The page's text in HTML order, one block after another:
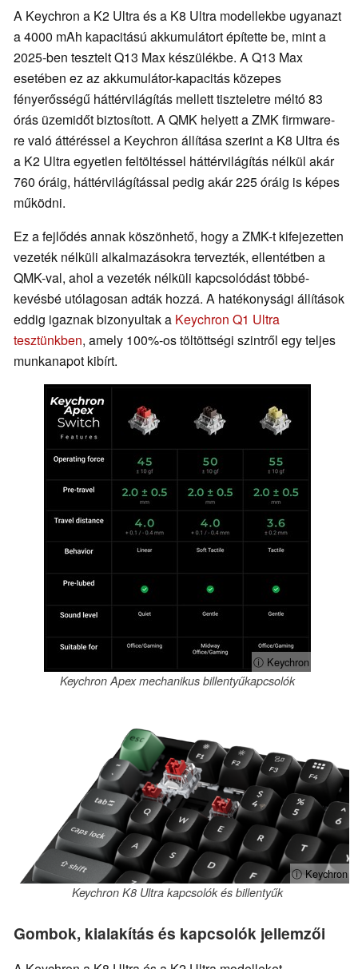
A Keychron a K2 Ultra és a K8 Ultra modellekbe ugyanazt
a 4000 mAh kapacitású akkumulátort építette be, mint a
2025-ben tesztelt Q13 Max készülékbe. A Q13 Max
esetében ez az akkumulátor-kapacitás közepes
fényerősségű háttérvilágítás mellett tiszteletre méltó 83
órás üzemidőt biztosított. A QMK helyett a ZMK firmware-
re való áttéréssel a Keychron állítása szerint a K8 Ultra és
a K2 Ultra egyetlen feltöltéssel háttérvilágítás nélkül akár
760 óráig, háttérvilágítással pedig akár 225 óráig is képes
működni.
Ez a fejlődés annak köszönhető, hogy a ZMK-t kifejezetten
vezeték nélküli alkalmazásokra tervezték, ellentétben a
QMK-val, ahol a vezeték nélküli kapcsolódást többé-
kevésbé utólagosan adták hozzá. A hatékonysági állítások
eddig igaznak bizonyultak a Keychron Q1 Ultra
tesztünkben, amely 100%-os töltöttségi szintről egy teljes
munkanapot kibírt.
ⓘ Keychron
Keychron Apex mechanikus billentyűkapcsolók
ⓘ Keychron
Keychron K8 Ultra kapcsolók és billentyűk
Gombok, kialakítás és kapcsolók jellemzői